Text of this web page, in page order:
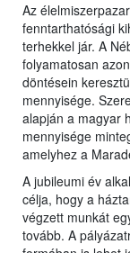
Az
fenntarthatósági
terhekkel jár. A
folyamatosan
döntésein
mennyisége.
alapján a magyar
mennyisége
amelyhez a
A jubileumi év
célja, hogy a
végzett munkát
tovább. A